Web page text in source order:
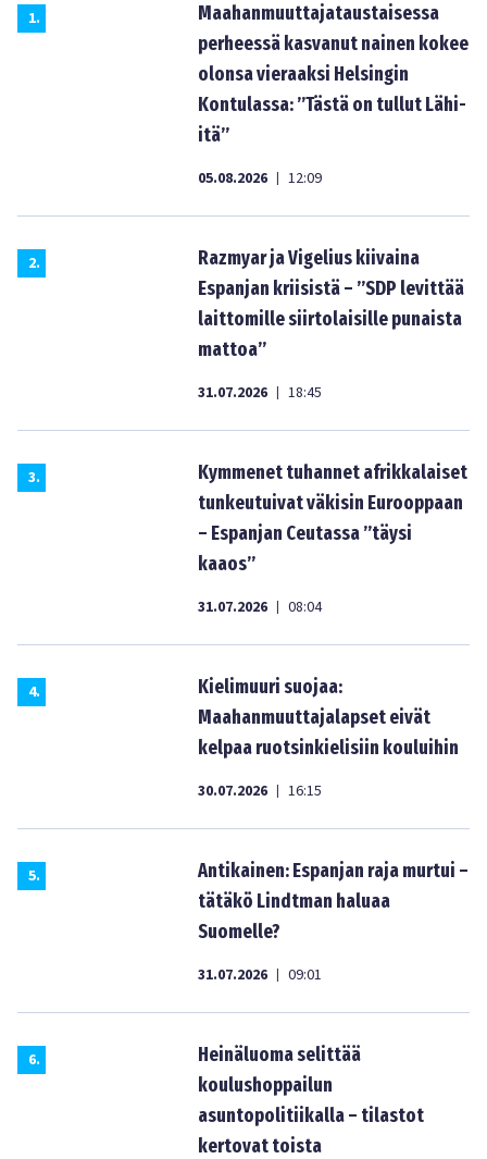
1.
Maahanmuuttajataustaisessa
perheessä kasvanut nainen kokee
olonsa vieraaksi Helsingin
Kontulassa: ”Tästä on tullut Lähi-
itä”
05.08.2026 | 12:09
2.
Razmyar ja Vigelius kiivaina
Espanjan kriisistä – ”SDP levittää
laittomille siirtolaisille punaista
mattoa”
31.07.2026 | 18:45
3.
Kymmenet tuhannet afrikkalaiset
tunkeutuivat väkisin Eurooppaan
– Espanjan Ceutassa ”täysi
kaaos”
31.07.2026 | 08:04
4.
Kielimuuri suojaa:
Maahanmuuttajalapset eivät
kelpaa ruotsinkielisiin kouluihin
30.07.2026 | 16:15
5.
Antikainen: Espanjan raja murtui –
tätäkö Lindtman haluaa
Suomelle?
31.07.2026 | 09:01
6.
Heinäluoma selittää
koulushoppailun
asuntopolitiikalla – tilastot
kertovat toista